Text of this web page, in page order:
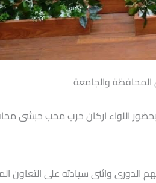
والجامعة
اللواء اركان حرب محب حبشى
واثنى سيادته على التعاون